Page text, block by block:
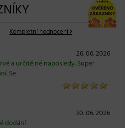
Kompletní hodnocení
26. 06. 2026
a určitě né naposledy. Super
Se
30. 06. 2026
dodání